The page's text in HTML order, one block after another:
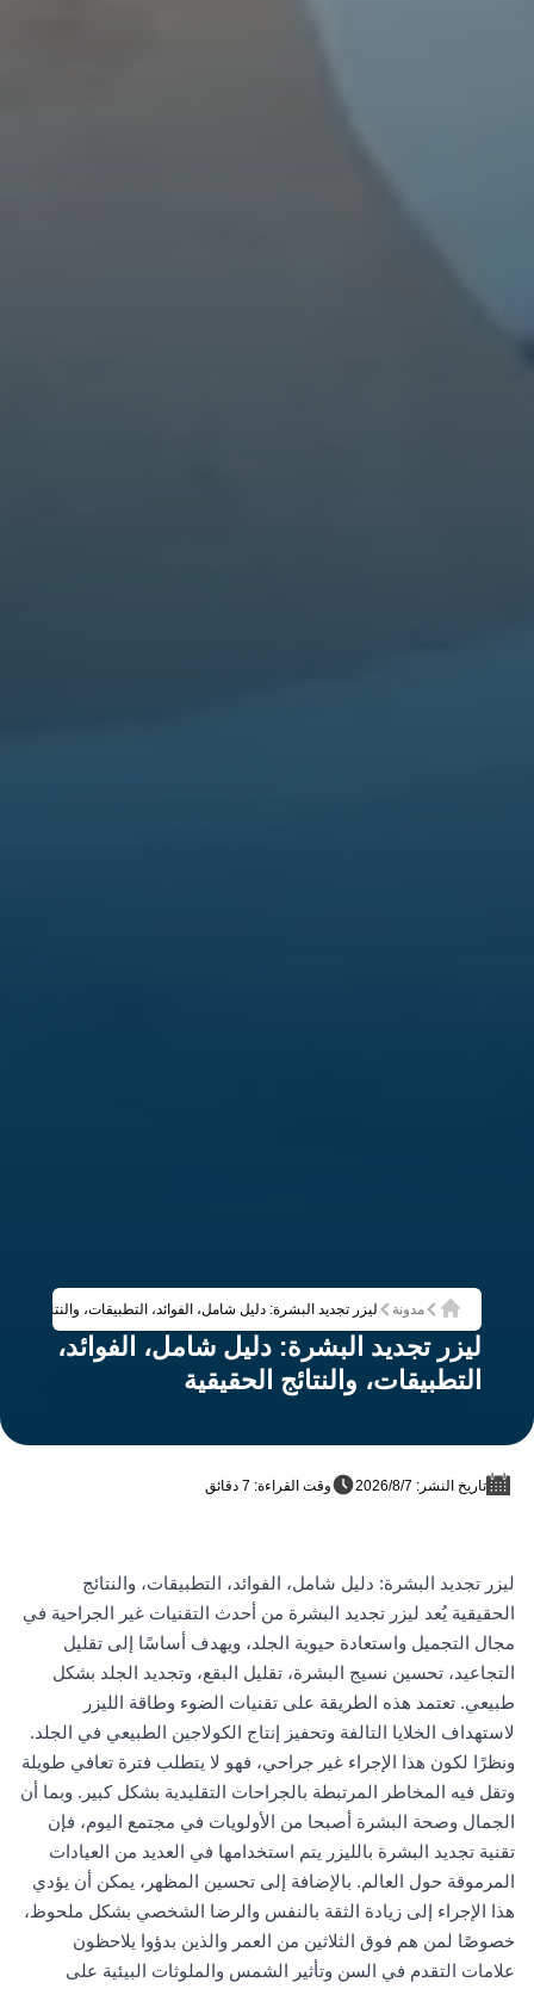
الرئيسية
مدونة ليزر تجديد البشرة: دليل شامل، الفوائد، التطبيقات، والنتائج
ليزر تجديد البشرة: دليل شامل، الفوائد،
التطبيقات، والنتائج الحقيقية
تاريخ النشر: 7‏/8‏/2026 وقت القراءة: 7 دقائق
ليزر تجديد البشرة: دليل شامل، الفوائد، التطبيقات، والنتائج
الحقيقية يُعد ليزر تجديد البشرة من أحدث التقنيات غير الجراحية في
مجال التجميل واستعادة حيوية الجلد، ويهدف أساسًا إلى تقليل
التجاعيد، تحسين نسيج البشرة، تقليل البقع، وتجديد الجلد بشكل
طبيعي. تعتمد هذه الطريقة على تقنيات الضوء وطاقة الليزر
لاستهداف الخلايا التالفة وتحفيز إنتاج الكولاجين الطبيعي في الجلد.
ونظرًا لكون هذا الإجراء غير جراحي، فهو لا يتطلب فترة تعافي طويلة
وتقل فيه المخاطر المرتبطة بالجراحات التقليدية بشكل كبير. وبما أن
الجمال وصحة البشرة أصبحا من الأولويات في مجتمع اليوم، فإن
تقنية تجديد البشرة بالليزر يتم استخدامها في العديد من العيادات
المرموقة حول العالم. بالإضافة إلى تحسين المظهر، يمكن أن يؤدي
هذا الإجراء إلى زيادة الثقة بالنفس والرضا الشخصي بشكل ملحوظ،
خصوصًا لمن هم فوق الثلاثين من العمر والذين بدؤوا يلاحظون
علامات التقدم في السن وتأثير الشمس والملوثات البيئية على